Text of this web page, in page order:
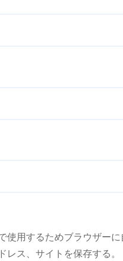
使用するためブラウザー
レス、サイトを保存する。